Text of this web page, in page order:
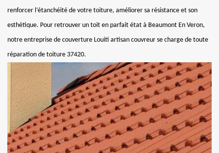
renforcer l’étanchéité de votre toiture, améliorer sa résistance et son
esthétique. Pour retrouver un toit en parfait état à Beaumont En Veron,
notre entreprise de couverture Louiti artisan couvreur se charge de toute
réparation de toiture 37420.